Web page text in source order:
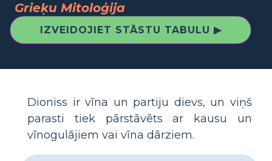
Grieķu Mitoloģija
IZVEIDOJIET STĀSTU TABULU ▶
Dioniss ir vīna un partiju dievs, un viņš
parasti tiek pārstāvēts ar kausu un
vīnogulājiem vai vīna dārziem.